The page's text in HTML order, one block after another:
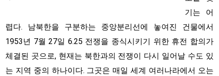
기는 어
렵다. 남북한을 구분하는 중앙분리선에 놓여진 건물에서
1953년 7월 27일 6․25 전쟁을 종식시키기 위한 휴전 합의가
체결된 곳으로, 현재는 북한과의 전쟁이 다시 일어날 수도 있
는 지역 중의 하나이다. 그곳은 매일 세계 여러나라에서 오는